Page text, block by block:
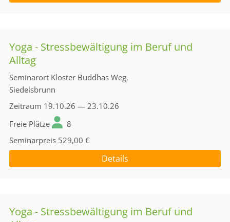
Yoga - Stressbewältigung im Beruf und
Alltag
Seminarort Kloster Buddhas Weg,
Siedelsbrunn
Zeitraum 19.10.26 — 23.10.26
Freie Plätze
8
Seminarpreis 529,00 €
Details
Yoga - Stressbewältigung im Beruf und